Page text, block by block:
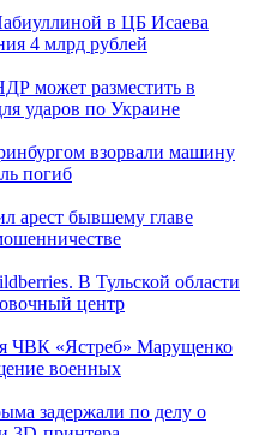
в ЦБ Исаева
4 млрд рублей
может разместить в
ударов по Украине
взорвали машину
погиб
арест бывшему главе
В Тульской области
центр
ЧВК «Ястреб» Марущенко
военных
задержали по делу о